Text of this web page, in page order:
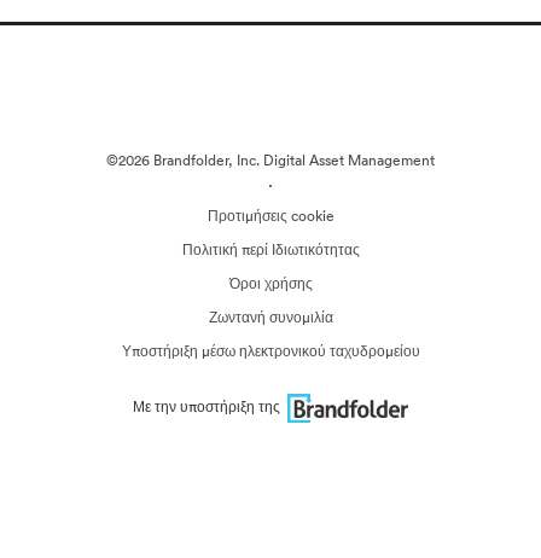
©2026 Brandfolder, Inc. Digital Asset Management
·
Προτιμήσεις cookie
Πολιτική περί Ιδιωτικότητας
Όροι χρήσης
Ζωντανή συνομιλία
Υποστήριξη μέσω ηλεκτρονικού ταχυδρομείου
Με την υποστήριξη της